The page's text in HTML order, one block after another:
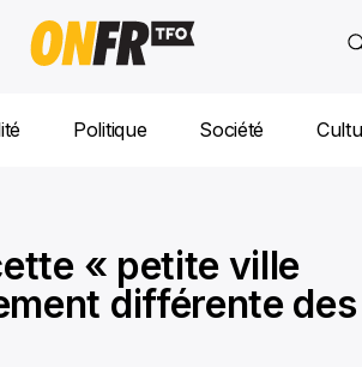
Politique Société
« petite ville
différente des